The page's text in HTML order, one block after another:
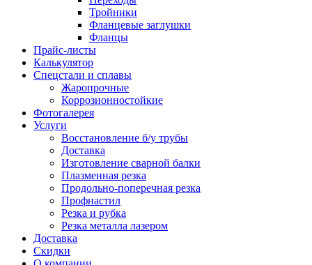
Тройники
Фланцевые заглушки
Фланцы
Прайс-листы
Калькулятор
Спецстали и сплавы
Жаропрочные
Коррозионностойкие
Фотогалерея
Услуги
Восстановление б/у трубы
Доставка
Изготовление сварной балки
Плазменная резка
Продольно-поперечная резка
Профнастил
Резка и рубка
Резка металла лазером
Доставка
Скидки